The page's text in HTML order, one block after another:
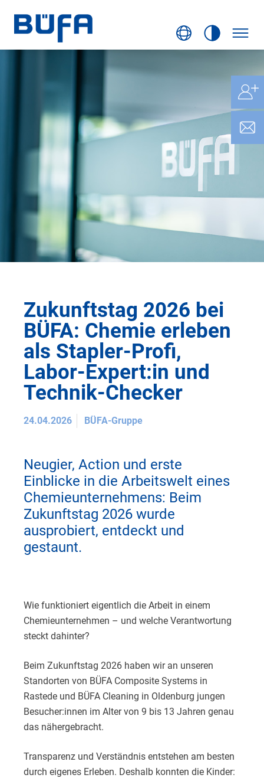
Zukunftstag 2026 bei
BÜFA: Chemie erleben
als Stapler-Profi,
Labor-Expert:in und
Technik-Checker
24.04.2026 BÜFA-Gruppe
Neugier, Action und erste
Einblicke in die Arbeitswelt eines
Chemieunternehmens: Beim
Zukunftstag 2026 wurde
ausprobiert, entdeckt und
gestaunt.
Wie funktioniert eigentlich die Arbeit in einem
Chemieunternehmen – und welche Verantwortung
steckt dahinter?
Beim Zukunftstag 2026 haben wir an unseren
Standorten von BÜFA Composite Systems in
Rastede und BÜFA Cleaning in Oldenburg jungen
Besucher:innen im Alter von 9 bis 13 Jahren genau
das nähergebracht.
Transparenz und Verständnis entstehen am besten
durch eigenes Erleben. Deshalb konnten die Kinder: